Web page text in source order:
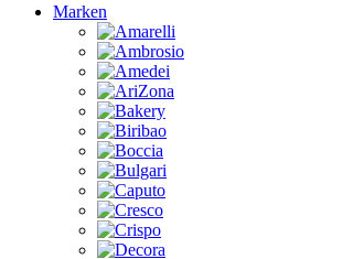
Marken